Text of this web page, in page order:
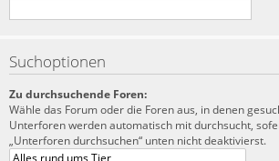
Suchoptionen
Zu durchsuchende Foren:
Wähle das Forum oder die Foren aus, in denen
Unterforen werden automatisch mit durchsucht,
„Unterforen durchsuchen“ unten nicht deaktivierst.